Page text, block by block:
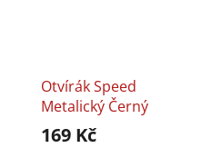
Otvírák Speed
Metalický Černý
169 Kč